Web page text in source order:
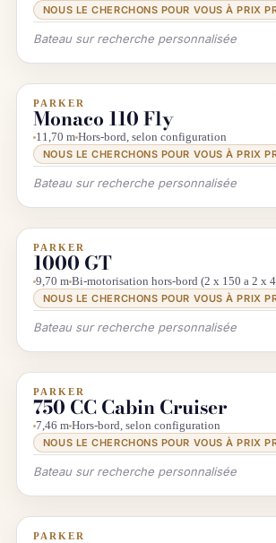
NOUS LE CHERCHONS POUR VOUS À PRIX
Bateau sur recherche personnalisée
INFO & RECHERCHE
PARKER
Monaco 110 Fly
11,70 m Hors-bord, selon configuration
NOUS LE CHERCHONS POUR VOUS À PRIX
Bateau sur recherche personnalisée
INFO & RECHERCHE
PARKER
1000 GT
9,70 m Bi-motorisation hors-bord (2 x 150 a 2 x
NOUS LE CHERCHONS POUR VOUS À PRIX
Bateau sur recherche personnalisée
INFO & RECHERCHE
PARKER
750 CC Cabin Cruiser
7,46 m Hors-bord, selon configuration
NOUS LE CHERCHONS POUR VOUS À PRIX
Bateau sur recherche personnalisée
INFO & RECHERCHE
PARKER